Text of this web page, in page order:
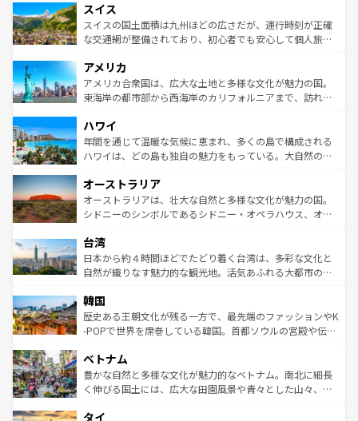
れる地方に足を運ぶとそれぞれで全く異なる文化を体験で
きるだろう。 なお、新着のフランス情報はコンテンツ一覧
を参照してほしい。
は、お酒好きな人にはぜひ体験してほしい。 なお、新着の
ドイツ情報はコンテンツ一覧を参照してほしい。
リアごとに異なる魅力がある。また、優雅なアフタヌーン
ティー、ビール好きにはたまらない英国パブ、サッカー観
戦など、本場だからこそできる体験も豊富。イギリスを旅
ンツ一覧を参照してほしい。
スイス
スイスの国土面積は九州ほどの広さだが、運行時刻が正確
な交通網が整備されており、初心者でも安心して個人旅行
の建物がそのまま残る町や、スイスならではのユニークな
博物館もあり、アルプス観光だけでなく町歩きも満喫する
ことができる。国民の所得が高いため物価も高いが、旅行
ば市内交通費無料で観光を楽しむこともできる。 なお、新
着のスイス情報はコンテンツ一覧 を参照してほしい。
アメリカ
アメリカ合衆国は、広大な土地と多様な文化が魅力の国。
東海岸の都市部から西海岸のカリフォルニアまで、訪れる
のような巨大都市は、観光、ショッピング、エンターテイ
ンメントが詰まった刺激的なスポットだ。一方、アメリカ
西部には大自然が広がり、グランドキャニオンやイエロー
部のニューオーリンズでは、音楽と美食が融合した独特の
文化が魅力。旅行者はアメリカの各地域で異なる魅力を楽
しみながら、その多様性と豊かな歴史を感じることができ
ならではの贅沢な旅のスタイルだ。 なお、新着のアメリカ
情報はコンテンツ一覧を参照してほしい。
ハワイ
年間を通じて温暖な気候に恵まれ、多くの島で構成される
ハワイは、どの島も独自の魅力をもっている。大自然の神
ワイ島は見逃せない。また、定番の観光地といえばオアフ
島だが、静かな自然を求めるならマウイ島やカウアイ島が
おすすめ。エメラルドグリーンに輝く海をはじめ、豊かな
れるおもてなしの心で訪れる人々を迎えてくれるハワイの
人々、おいしいローカルフードやハワイアンミュージッ
ク、伝統的なフラダンスなど、すべてがハワイの魅力を彩
ワイを、存分に味わってほしい。 なお、新着のハワイ情報
はコンテンツ一覧を参照してほしい。
オーストラリア
オーストラリアは、壮大な自然と多様な文化が魅力の国。
シドニーのシンボルであるシドニー・オペラハウス、オー
リアリーフや大陸中央部にそびえるウルル（エアーズロッ
ク）、タスマニアの美しい原生林やケアンズの熱帯雨林な
ど、見どころがたくさん。また、カフェやワイン、オージ
いる。アクティビティも充実しており、サーフィンやダイ
ビング、ハイキングなど、アウトドア好きにはたまらな
い。オーストラリアの多彩な魅力を存分に味わいつくそ
参照してほしい。
台湾
日本から約４時間ほどでたどり着く台湾は、多彩な文化と
自然が織りなす魅力的な観光地。活気あふれる大都市の台
ン）、静ひつな山岳地帯である台湾東部など、都市の喧騒
と山間の静けさが共存しており、訪れる人に新しい発見と
驚きをもたらしてくれる。また、奥深い台湾の食文化も魅
容にもいいと評判のスイーツなど、バラエティ豊かな料理
が味わえる。 なお、新着の台湾情報は コンテンツ一覧を参
照してほしい。
韓国
歴史ある王朝文化が残る一方で、最先端のファッションやK
-POPで世界を席巻している韓国。首都ソウルの宮殿や伝統
き、地方に足を延ばせば四季折々の自然美を楽しむことが
できる。そして、キムチや焼肉、絶品のストリートフード
まで、さまざまな韓国料理が待っている。夜には、韓国な
リティに包まれながら、韓国の多彩な魅力を心ゆくまで味
ベトナム
豊かな自然と多様な文化が魅力的なベトナム。南北に細長
く伸びる国土には、広大な田園風景や青々とした山々、世
急速な発展と共に伝統が息づく。ハノイの古い町並みやホ
タイ